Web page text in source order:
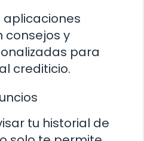
consejos y
para
crediticio.
tu historial de